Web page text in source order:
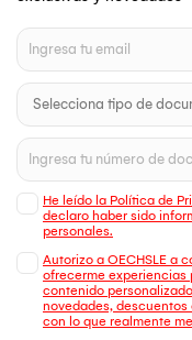
He leído la Política de
declaro haber sido
personales.
Autorizo a OECHSLE a
ofrecerme experiencias
contenido
novedades,
con lo que realmente